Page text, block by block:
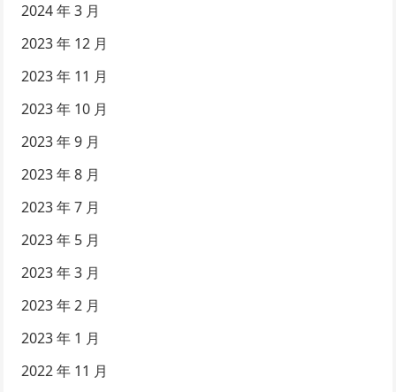
2024 年 3 月
2023 年 12 月
2023 年 11 月
2023 年 10 月
2023 年 9 月
2023 年 8 月
2023 年 7 月
2023 年 5 月
2023 年 3 月
2023 年 2 月
2023 年 1 月
2022 年 11 月